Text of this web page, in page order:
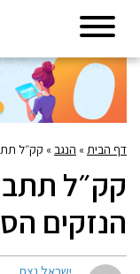
דף הבית» הנגב» קק״ל
קק״ל
הנזקים